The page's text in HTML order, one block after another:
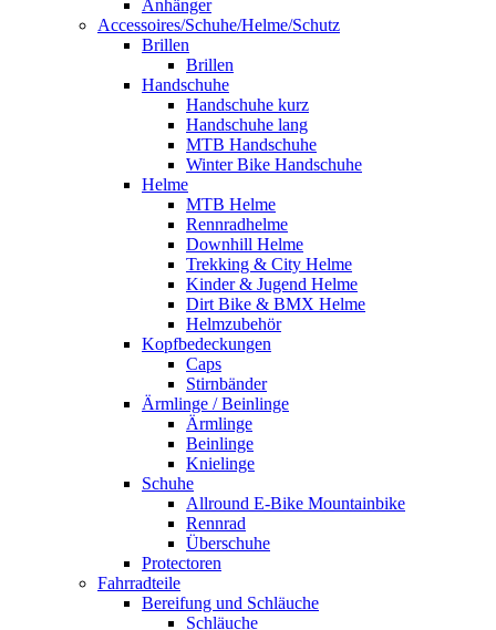
Anhänger
Accessoires/Schuhe/Helme/Schutz
Brillen
Brillen
Handschuhe
Handschuhe kurz
Handschuhe lang
MTB Handschuhe
Winter Bike Handschuhe
Helme
MTB Helme
Rennradhelme
Downhill Helme
Trekking & City Helme
Kinder & Jugend Helme
Dirt Bike & BMX Helme
Helmzubehör
Kopfbedeckungen
Caps
Stirnbänder
Ärmlinge / Beinlinge
Ärmlinge
Beinlinge
Knielinge
Schuhe
Allround E-Bike Mountainbike
Rennrad
Überschuhe
Protectoren
Fahrradteile
Bereifung und Schläuche
Schläuche